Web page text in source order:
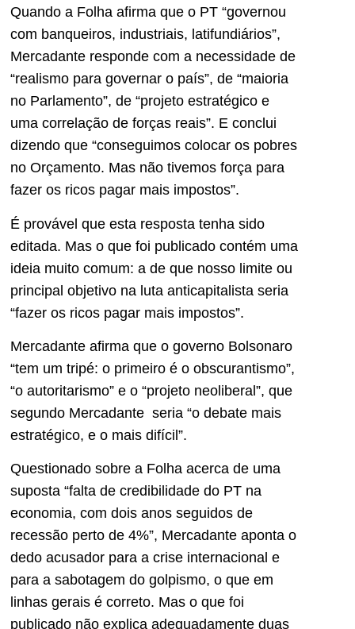
Quando a Folha afirma que o PT “governou
com banqueiros, industriais, latifundiários”,
Mercadante responde com a necessidade de
“realismo para governar o país”, de “maioria
no Parlamento”, de “projeto estratégico e
uma correlação de forças reais”. E conclui
dizendo que “conseguimos colocar os pobres
no Orçamento. Mas não tivemos força para
fazer os ricos pagar mais impostos”.
É provável que esta resposta tenha sido
editada. Mas o que foi publicado contém uma
ideia muito comum: a de que nosso limite ou
principal objetivo na luta anticapitalista seria
“fazer os ricos pagar mais impostos”.
Mercadante afirma que o governo Bolsonaro
“tem um tripé: o primeiro é o obscurantismo”,
“o autoritarismo” e o “projeto neoliberal”, que
segundo Mercadante seria “o debate mais
estratégico, e o mais difícil”.
Questionado sobre a Folha acerca de uma
suposta “falta de credibilidade do PT na
economia, com dois anos seguidos de
recessão perto de 4%”, Mercadante aponta o
dedo acusador para a crise internacional e
para a sabotagem do golpismo, o que em
linhas gerais é correto. Mas o que foi
publicado não explica adequadamente duas